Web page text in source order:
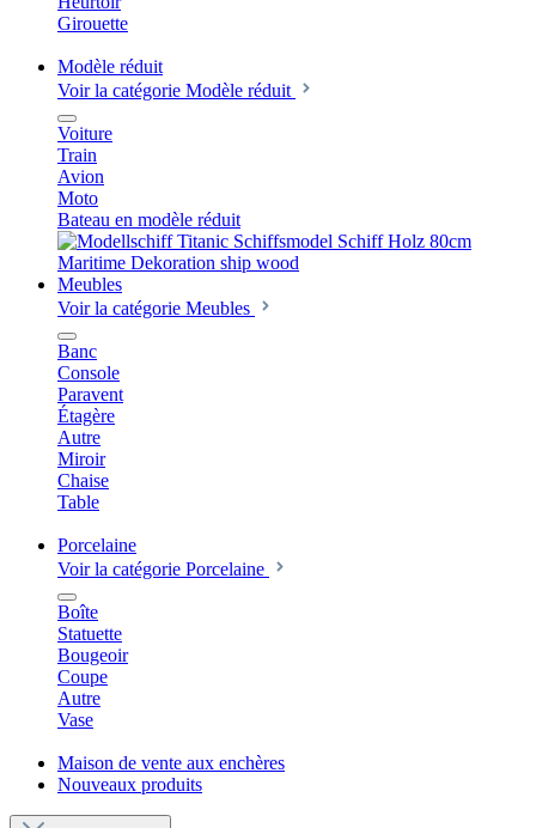
Girouette
Modèle réduit
Voir la catégorie Modèle réduit
Voiture
Train
Avion
Moto
Bateau en modèle réduit
Meubles
Voir la catégorie Meubles
Banc
Console
Paravent
Étagère
Autre
Miroir
Chaise
Table
Porcelaine
Voir la catégorie Porcelaine
Boîte
Statuette
Bougeoir
Coupe
Autre
Vase
Maison de vente aux enchères
Nouveaux produits